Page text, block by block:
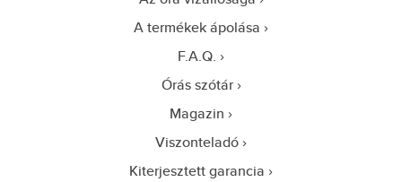
A termékek ápolása
F.A.Q.
Órás szótár
Magazin
Viszonteladó
Kiterjesztett garancia